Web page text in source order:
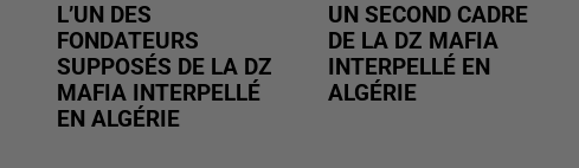
L’UN DES
FONDATEURS
SUPPOSÉS DE LA DZ
MAFIA INTERPELLÉ
EN ALGÉRIE
UN SECOND CADRE
DE LA DZ MAFIA
INTERPELLÉ EN
ALGÉRIE